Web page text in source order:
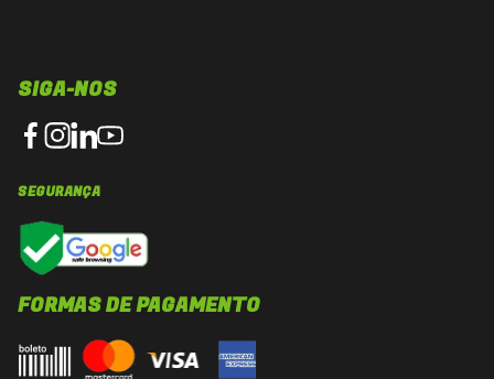
SIGA-NOS
SEGURANÇA
FORMAS DE PAGAMENTO